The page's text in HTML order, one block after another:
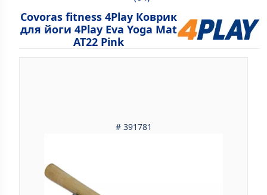
Covoras fitness 4Play Коврик
для йоги 4Play Eva Yoga Mat
AT22 Pink
# 391781